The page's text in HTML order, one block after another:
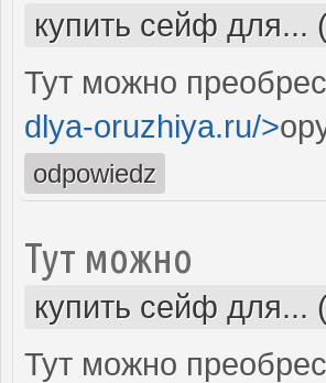
купить сейф для...
Тут можно
dlya-oruzhiya.ru/>
odpowiedz
Тут можно
купить сейф для...
Тут можно